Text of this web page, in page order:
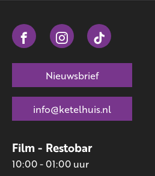
Film - Restobar
10:00 - 01:00 uur
Nieuwsbrief
info@ketelhuis.nl